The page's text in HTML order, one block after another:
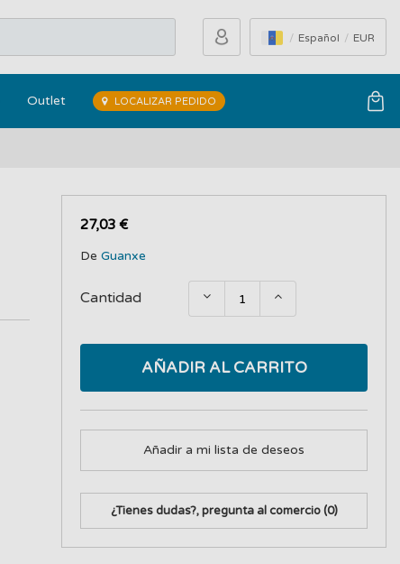
Español EUR
Outlet LOCALIZAR PEDIDO
27,03 €
DeGuanxe
Cantidad
AÑADIR AL CARRITO
Añadir a mi lista de deseos
¿Tienes dudas?, pregunta al comercio(0)